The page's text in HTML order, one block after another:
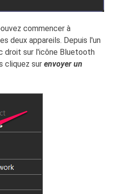
commencer à
deux appareils. Depuis l'un
droit sur l'icône Bluetooth
cliquez sur envoyer un